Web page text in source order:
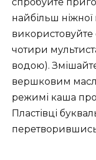
найбільш ніжної
використовуйте
чотири
водою).
вершковим
режимі каша
Пластівці